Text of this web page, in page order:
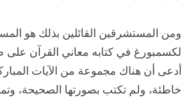
ومن المستشرقين القائلين بذلك هو
لكسمبورغ في كتابه معاني القرآن
أدعى أن هناك مجموعة من الآيات
خاطئة، ولم تكتب بصورتها الصحيحة،